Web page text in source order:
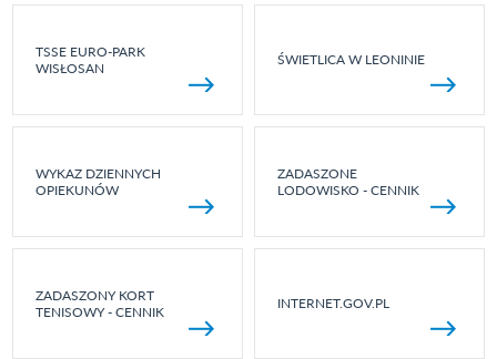
TSSE EURO-PARK
WISŁOSAN
ŚWIETLICA W LEONINIE
WYKAZ DZIENNYCH
OPIEKUNÓW
ZADASZONE
LODOWISKO - CENNIK
ZADASZONY KORT
TENISOWY - CENNIK
INTERNET.GOV.PL